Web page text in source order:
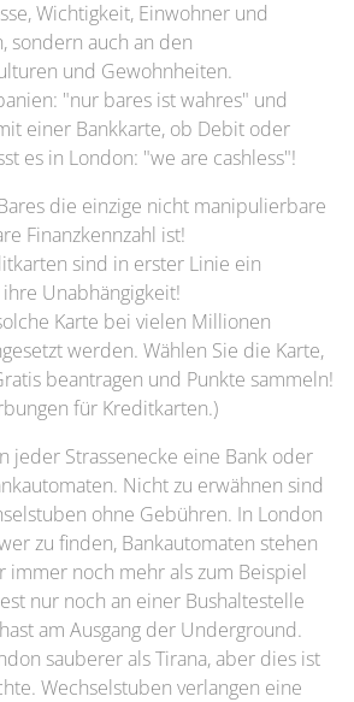
Wichtigkeit, Einwohner und
sondern auch an den
und Gewohnheiten.
"nur bares ist wahres" und
einer Bankkarte, ob Debit oder
es in London: "we are cashless"!
die einzige nicht manipulierbare
Finanzkennzahl ist!
sind in erster Linie ein
Unabhängigkeit!
Karte bei vielen Millionen
werden. Wählen Sie die Karte,
beantragen und Punkte sammeln!
für Kreditkarten.)
jeder Strassenecke eine Bank oder
Nicht zu erwähnen sind
ohne Gebühren. In London
zu finden, Bankautomaten stehen
immer noch mehr als zum Beispiel
nur noch an einer Bushaltestelle
am Ausgang der Underground.
sauberer als Tirana, aber dies ist
Wechselstuben verlangen eine